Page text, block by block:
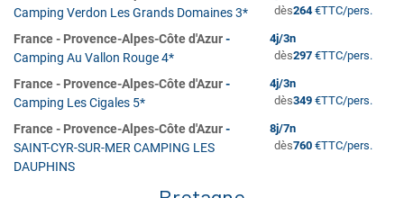
Camping Verdon Les Grands Domaines 3*
dès264€TTC/pers.
France- Provence-Alpes-Côte d'Azur-
Camping Au Vallon Rouge 4*
4j/3n
dès297€TTC/pers.
France- Provence-Alpes-Côte d'Azur-
Camping Les Cigales 5*
4j/3n
dès349€TTC/pers.
France- Provence-Alpes-Côte d'Azur-
SAINT-CYR-SUR-MER CAMPING LES
DAUPHINS
8j/7n
dès760€TTC/pers.